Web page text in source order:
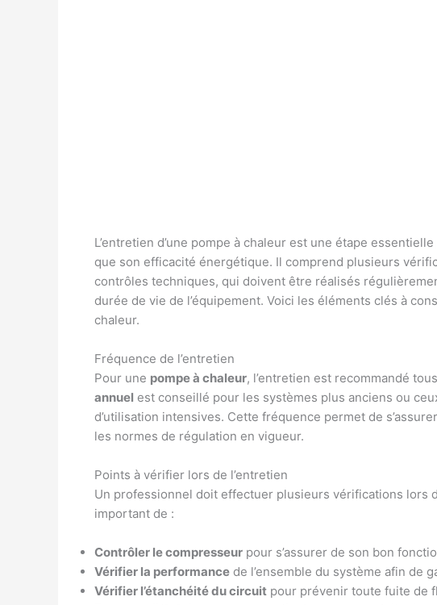
L’entretien d’une pompe à chaleur est une étape
que son efficacité énergétique. Il comprend plusieurs
contrôles techniques, qui doivent être réalisés
durée de vie de l’équipement. Voici les éléments clés à
chaleur.
Fréquence de l’entretien
Pour une pompe à chaleur, l’entretien est recommandé
annuel est conseillé pour les systèmes plus anciens ou
d’utilisation intensives. Cette fréquence permet de
les normes de régulation en vigueur.
Points à vérifier lors de l’entretien
Un professionnel doit effectuer plusieurs vérifications lors
important de :
Contrôler le compresseur pour s’assurer de son bon
Vérifier la performance de l’ensemble du système afin de
Vérifier l’étanchéité du circuit pour prévenir toute fuite de